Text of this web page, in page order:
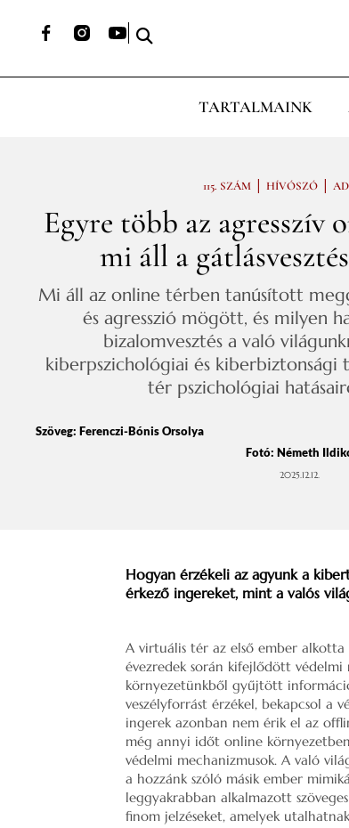
TARTALMAINK
115. SZÁM | HÍVÓSZÓ |
Egyre több az agresszív
mi áll a
Mi áll az online térben tanúsított
és agresszió mögött, és milyen
bizalomvesztés a való
kiberpszichológiai és kiberbiztonsági
tér pszichológiai
Szöveg: Ferenczi-Bónis Orsolya
Fotó: Németh
2025.12.12.
Hogyan érzékeli az agyunk a
érkező ingereket, mint a valós
A virtuális tér az első ember alkotta
évezredek során kifejlődött
környezetünkből gyűjtött
veszélyforrást érzékel, bekapcsol a
ingerek azonban nem érik el az
még annyi időt online
védelmi mechanizmusok. A való
a hozzánk szóló másik ember
leggyakrabban alkalmazott
finom jelzéseket, amelyek